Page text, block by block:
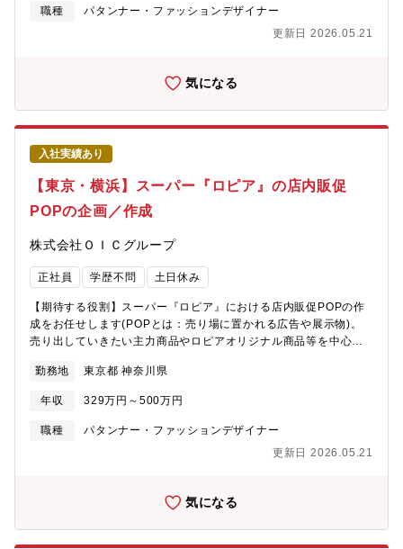
ンした店舗の内装を多くのお客様にお届けすることができ、非常
社員へ還元する風土です！【募集背景】今後も全国的に店舗拡大
部：9名（20代～40代と幅広い層が在籍）
職種
パタンナー・ファッションデザイナー
更新日 2026.05.21
気になる
入社実績あり
【東京・横浜】スーパー『ロピア』の店内販促
POPの企画／作成
株式会社ＯＩＣグループ
正社員 学歴不問 土日休み
【期待する役割】スーパー『ロピア』における店内販促POPの作
成をお任せします(POPとは：売り場に置かれる広告や展示物)。
売り出していきたい主力商品やロピアオリジナル商品等を中心
と打合せを行い、POPデザイン・売り文句・商品アピールポイン
トなどを企画します■店舗ごとで店内の雰囲気や売り出す商品も変
わるため、新規オープンする店舗に関しては、実際に足を運んで
企画・作成等を行います。(一部出張の可能性あり) 【魅力】日々
POPを通して購買意欲に繋げていただく、やりがいのある業務で
を強化します。【組織構成】店舗デザイン部：9名（20代～40代
勤務地 東京都 神奈川県
年収 329万円～500万円
職種
パタンナー・ファッションデザイナー
更新日 2026.05.21
気になる